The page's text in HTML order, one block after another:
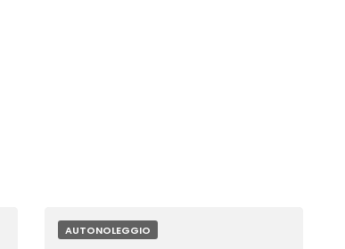
AUTONOLEGGIO